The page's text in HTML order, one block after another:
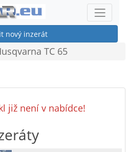
nový inzerát
TC 65
již není v nabídce!